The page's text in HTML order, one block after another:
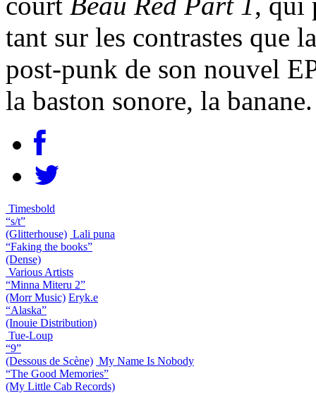
tant sur les contrastes que
post-punk de son nouvel
la baston sonore, la banane.
Timesbold
“s/t”
(Glitterhouse) Lali puna
“Faking the books”
(Dense)
Various Artists
“Minna Miteru 2”
(Morr Music) Eryk.e
“Alaska”
(Inouie Distribution)
Tue-Loup
“9”
(Dessous de Scène) My Name Is Nobody
“The Good Memories”
(My Little Cab Records)